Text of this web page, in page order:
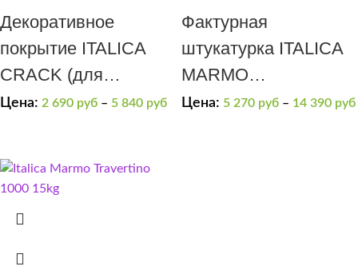
Декоративное
покрытие ITALICA
CRACK (для
получения эффекта
Цена: 2 690 руб – 5 840 руб
Фактурная
штукатурка ITALICA
MARMO
TRAVERTINO 500
Цена: 5 270 руб – 14 390 руб